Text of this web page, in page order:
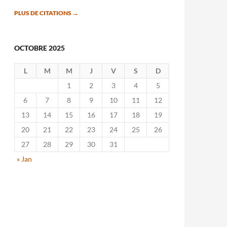
PLUS DE CITATIONS →
OCTOBRE 2025
L M M J V S
D
1
2 3 4
5
6
7 8 9 10 11
12
13
14 15 16 17 18
19
20
21 22 23 24 25
26
27
28 29 30
31
« Jan